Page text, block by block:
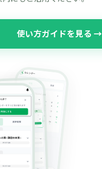
使い方ガイドを見る →